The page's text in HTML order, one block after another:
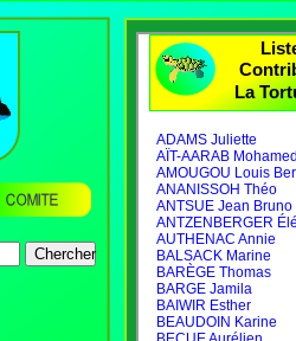
Chercher